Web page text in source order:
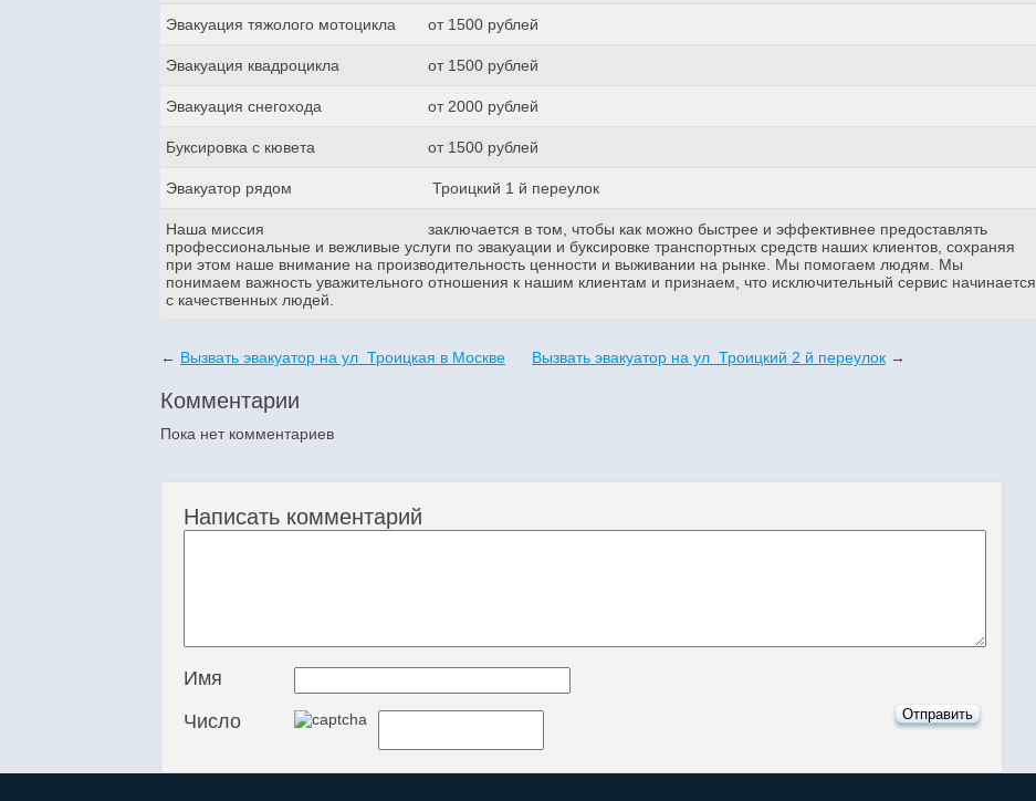
Эвакуация тяжолого мотоцикла от 1500 рублей
Эвакуация квадроцикла от 1500 рублей
Эвакуация снегохода от 2000 рублей
Буксировка с кювета от 1500 рублей
Эвакуатор рядом Троицкий 1 й переулок
Наша миссия
заключается в том, чтобы как можно быстрее и эффективнее предоставлять
профессиональные и вежливые услуги по эвакуации и буксировке транспортных средств наших клиентов, сохраняя
при этом наше внимание на производительность ценности и выживании на рынке. Мы помогаем людям. Мы
понимаем важность уважительного отношения к нашим клиентам и признаем, что исключительный сервис начинается
с качественных людей.
← Вызвать эвакуатор на ул Троицкая в Москве Вызвать эвакуатор на ул Троицкий 2 й переулок →
Комментарии
Пока нет комментариев
Написать комментарий
Имя
Число